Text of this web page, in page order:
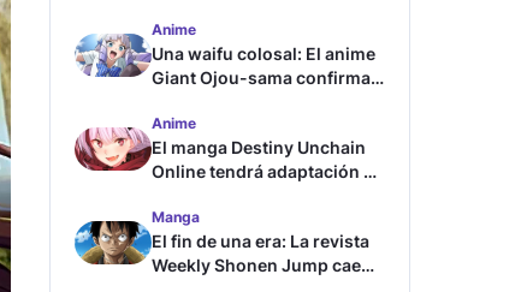
Anime
Una waifu colosal: El anime
Giant Ojou-sama confirma
Anime
El manga Destiny Unchain
Online tendrá adaptación al
Manga
El fin de una era: La revista
Weekly Shonen Jump cae